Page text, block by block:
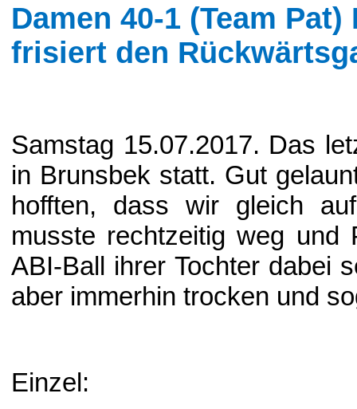
Damen 40-1 (Team
frisiert den
Samstag 15.07.2017. Das
in Brunsbek statt. Gut
hofften, dass wir gleich
musste rechtzeitig weg und
ABI-Ball ihrer Tochter dabei
aber immerhin trocken und
Einzel: